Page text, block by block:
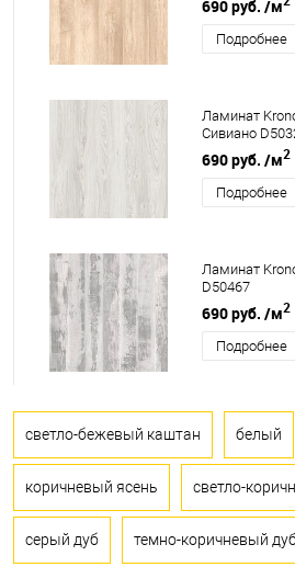
690 руб. /м
Подробнее
Ламинат
Сивиано
690 руб. /м2
Подробнее
Ламинат
D50467
690 руб. /м2
Подробнее
светло-бежевый каштан белый
коричневый ясень светло-
серый дуб темно-коричневый